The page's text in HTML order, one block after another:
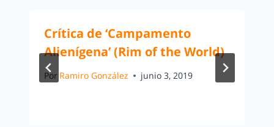
Crítica de ‘Campamento
Alienígena’ (Rim of the World)
Por Ramiro González junio 3, 2019